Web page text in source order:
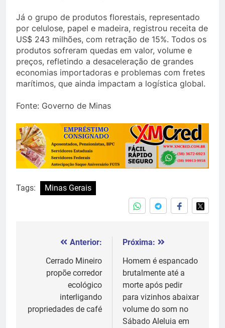
Já o grupo de produtos florestais, representado
por celulose, papel e madeira, registrou receita de
US$ 243 milhões, com retração de 15%. Todos os
produtos sofreram quedas em valor, volume e
preços, refletindo a desaceleração de grandes
economias importadoras e problemas com fretes
marítimos, que ainda impactam a logística global.
Fonte: Governo de Minas
Tags: Minas Gerais
Navegação
Post
Anterior:
Cerrado Mineiro
propõe corredor
ecológico
interligando
propriedades de café
Próxima:
Homem é espancado
brutalmente até a
morte após pedir
para vizinhos abaixar
volume do som no
Sábado Aleluia em